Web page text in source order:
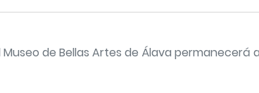
de Bellas Artes de Álava permanecerá